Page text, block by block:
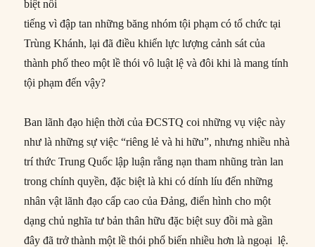
biệt nổi
tiếng vì đập tan những băng nhóm tội phạm có tổ chức tại
Trùng Khánh, lại đã điều khiển lực lượng cảnh sát của
thành phố theo một lề thói vô luật lệ và đôi khi là mang tính
tội phạm đến vậy?
Ban lãnh đạo hiện thời của ĐCSTQ coi những vụ việc này
như là những sự việc “riêng lẻ và hi hữu”, nhưng nhiều nhà
trí thức Trung Quốc lập luận rằng nạn tham nhũng tràn lan
trong chính quyền, đặc biệt là khi có dính líu đến những
nhân vật lãnh đạo cấp cao của Đảng, điển hình cho một
dạng chủ nghĩa tư bản thân hữu đặc biệt suy đồi mà gần
đây đã trở thành một lề thói phổ biến nhiều hơn là ngoại lệ.